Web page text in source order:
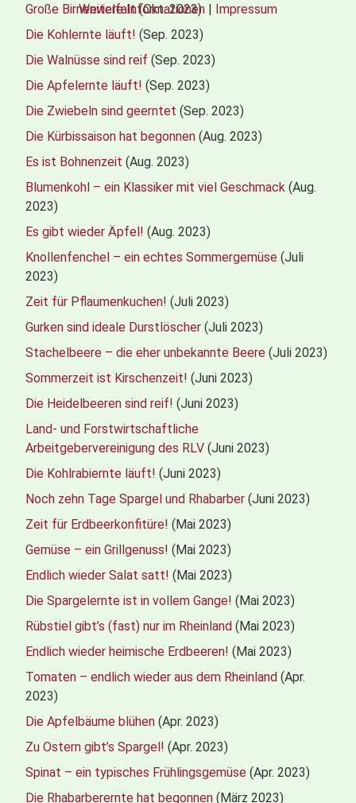
Große Birnenvielfalt (Okt. 2023)
Die Kohlernte läuft! (Sep. 2023)
Die Walnüsse sind reif (Sep. 2023)
Die Apfelernte läuft! (Sep. 2023)
Die Zwiebeln sind geerntet (Sep. 2023)
Die Kürbissaison hat begonnen (Aug. 2023)
Es ist Bohnenzeit (Aug. 2023)
Blumenkohl – ein Klassiker mit viel Geschmack (Aug.
2023)
Es gibt wieder Äpfel! (Aug. 2023)
Knollenfenchel – ein echtes Sommergemüse (Juli
2023)
Zeit für Pflaumenkuchen! (Juli 2023)
Gurken sind ideale Durstlöscher (Juli 2023)
Stachelbeere – die eher unbekannte Beere (Juli 2023)
Sommerzeit ist Kirschenzeit! (Juni 2023)
Die Heidelbeeren sind reif! (Juni 2023)
Land- und Forstwirtschaftliche
Arbeitgebervereinigung des RLV (Juni 2023)
Die Kohlrabiernte läuft! (Juni 2023)
Noch zehn Tage Spargel und Rhabarber (Juni 2023)
Zeit für Erdbeerkonfitüre! (Mai 2023)
Gemüse – ein Grillgenuss! (Mai 2023)
Endlich wieder Salat satt! (Mai 2023)
Die Spargelernte ist in vollem Gange! (Mai 2023)
Rübstiel gibt’s (fast) nur im Rheinland (Mai 2023)
Endlich wieder heimische Erdbeeren! (Mai 2023)
Tomaten – endlich wieder aus dem Rheinland (Apr.
2023)
Die Apfelbäume blühen (Apr. 2023)
Zu Ostern gibt’s Spargel! (Apr. 2023)
Spinat – ein typisches Frühlingsgemüse (Apr. 2023)
Die Rhabarberernte hat begonnen (März 2023)
Weitere Informationen | Impressum